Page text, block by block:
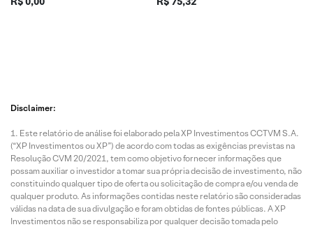
Disclaimer:
Este relatório de análise foi elaborado pela XP Investimentos CCTVM S.A.
(“XP Investimentos ou XP”) de acordo com todas as exigências previstas na
Resolução CVM 20/2021, tem como objetivo fornecer informações que
possam auxiliar o investidor a tomar sua própria decisão de investimento, não
constituindo qualquer tipo de oferta ou solicitação de compra e/ou venda de
qualquer produto. As informações contidas neste relatório são consideradas
válidas na data de sua divulgação e foram obtidas de fontes públicas. A XP
Investimentos não se responsabiliza por qualquer decisão tomada pelo